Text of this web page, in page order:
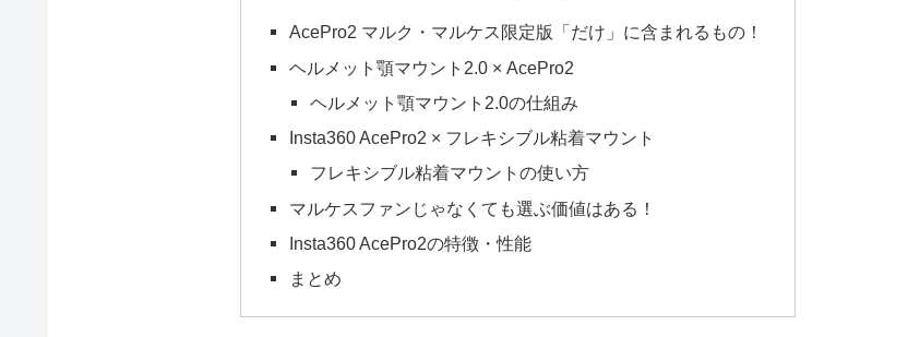
AcePro2 マルク・マルケス限定版「だけ」に含まれるもの！
ヘルメット顎マウント2.0 × AcePro2
ヘルメット顎マウント2.0の仕組み
Insta360 AcePro2 × フレキシブル粘着マウント
フレキシブル粘着マウントの使い方
マルケスファンじゃなくても選ぶ価値はある！
Insta360 AcePro2の特徴・性能
まとめ